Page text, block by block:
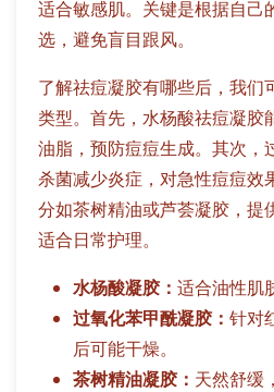
适合敏感肌。关键是根据自己
选，避免盲目跟风。
了解祛痘凝胶有哪些后，我们
类型。首先，水杨酸祛痘凝胶
油脂，预防痘痘生成。其次，
杀菌减少炎症，对急性痘痘效
分如茶树精油或芦荟凝胶，提
适合日常护理。
水杨酸凝胶： 适合油性肌
过氧化苯甲酰凝胶： 针对
后可能干燥。
茶树精油凝胶： 天然舒缓